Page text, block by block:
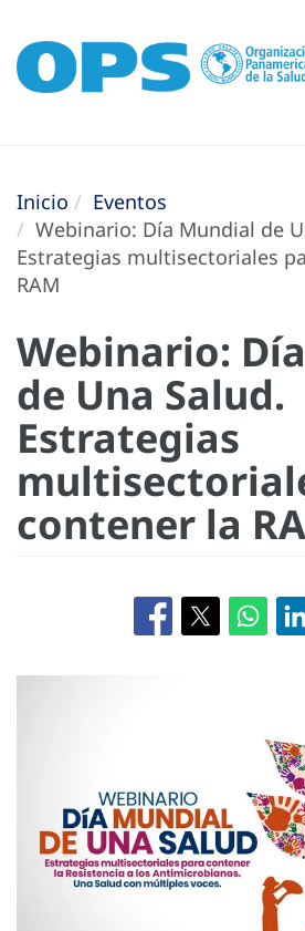
Inicio
Eventos
Webinario: Día Mundial de
Estrategias multisectoriales
RAM
Webinario:
de Una Salud.
Estrategias
contener la